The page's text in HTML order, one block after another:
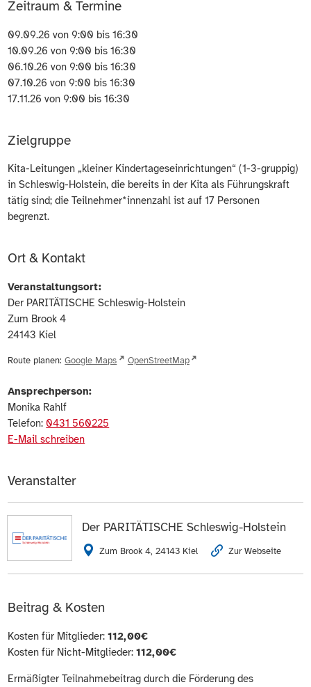
Zeitraum & Termine
09.09.26 von 9:00 bis 16:30
10.09.26 von 9:00 bis 16:30
06.10.26 von 9:00 bis 16:30
07.10.26 von 9:00 bis 16:30
17.11.26 von 9:00 bis 16:30
Zielgruppe
Kita-Leitungen „kleiner Kindertageseinrichtungen“ (1-3-gruppig)
in Schleswig-Holstein, die bereits in der Kita als Führungskraft
tätig sind; die Teilnehmer*innenzahl ist auf 17 Personen
begrenzt.
Ort & Kontakt
Veranstaltungsort:
Der PARITÄTISCHE Schleswig-Holstein
Zum Brook 4
24143 Kiel
Route planen: Google Maps OpenStreetMap
Ansprechperson:
Monika Rahlf
Telefon: 0431 560225
E-Mail schreiben
Veranstalter
Der PARITÄTISCHE Schleswig-Holstein
Zum Brook 4, 24143 Kiel Zur Webseite
Beitrag & Kosten
Kosten für Mitglieder:112,00€
Kosten für Nicht-Mitglieder:112,00€
Ermäßigter Teilnahmebeitrag durch die Förderung des